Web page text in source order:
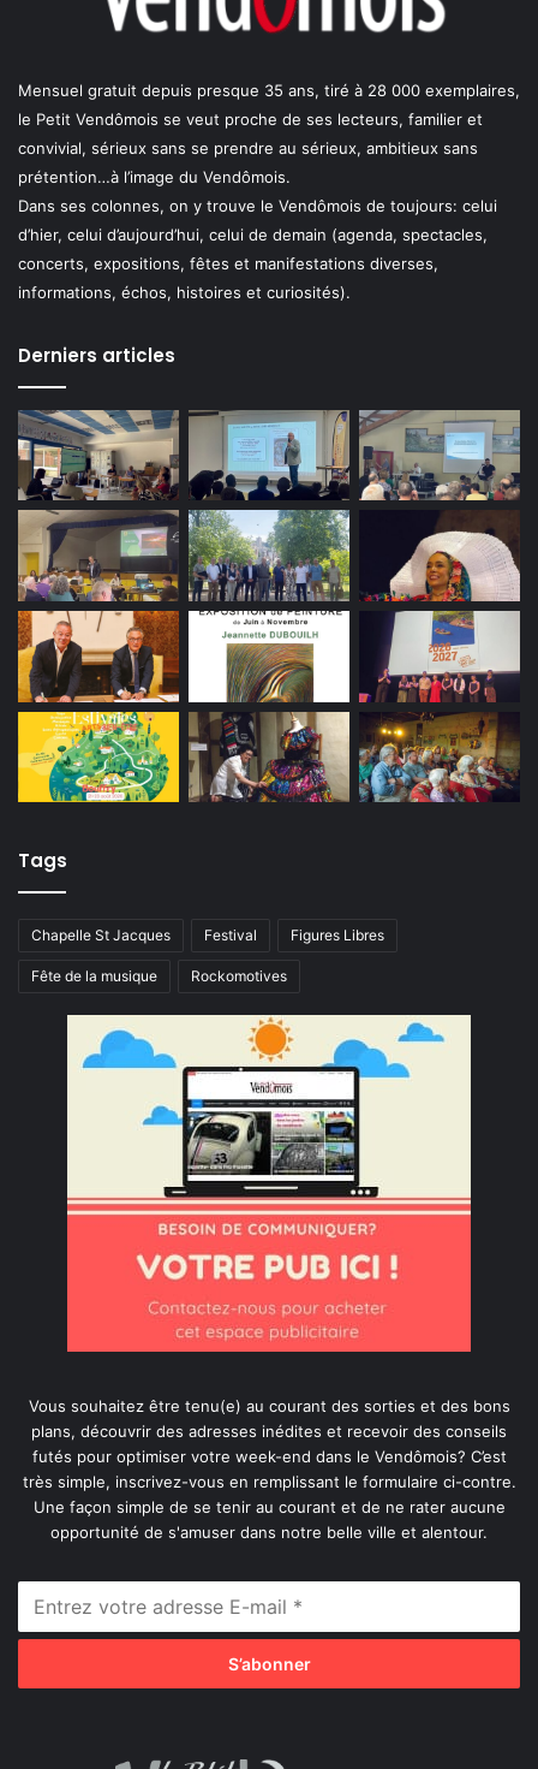
Mensuel gratuit depuis presque 35 ans, tiré à 28 000 exemplaires,
le Petit Vendômois se veut proche de ses lecteurs, familier et
convivial, sérieux sans se prendre au sérieux, ambitieux sans
prétention…à l’image du Vendômois.
Dans ses colonnes, on y trouve le Vendômois de toujours: celui
d’hier, celui d’aujourd’hui, celui de demain (agenda, spectacles,
concerts, expositions, fêtes et manifestations diverses,
informations, échos, histoires et curiosités).
Derniers articles
Tags
Chapelle St Jacques Festival Figures Libres
Fête de la musique Rockomotives
Vous souhaitez être tenu(e) au courant des sorties et des bons
plans, découvrir des adresses inédites et recevoir des conseils
futés pour optimiser votre week-end dans le Vendômois? C’est
très simple, inscrivez-vous en remplissant le formulaire ci-contre.
Une façon simple de se tenir au courant et de ne rater aucune
opportunité de s'amuser dans notre belle ville et alentour.